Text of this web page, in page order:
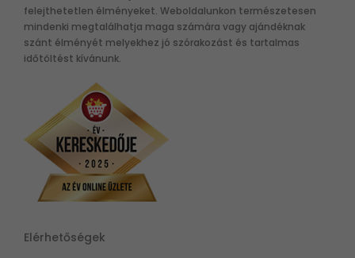
felejthetetlen élményeket. Weboldalunkon természetesen
mindenki megtalálhatja maga számára vagy ajándéknak
szánt élményét melyekhez jó szórakozást és tartalmas
időtöltést kívánunk.
Elérhetőségek